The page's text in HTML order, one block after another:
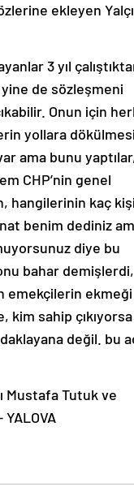
ekleyen
3 yıl
de sözleşmeni
Onun için
yollara
ama bunu
CHP’nin genel
hangilerinin kaç
benim dediniz
diye bu
bahar demişlerdi,
emekçilerin
sahip
değil. bu
Mustafa Tutuk ve